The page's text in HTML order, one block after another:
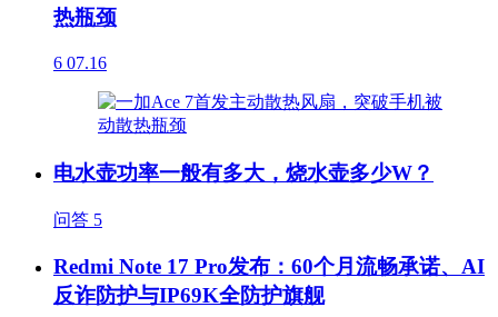
热瓶颈
6 07.16
电水壶功率一般有多大，烧水壶多少W？
问答 5
Redmi Note 17 Pro发布：60个月流畅承诺、AI
反诈防护与IP69K全防护旗舰